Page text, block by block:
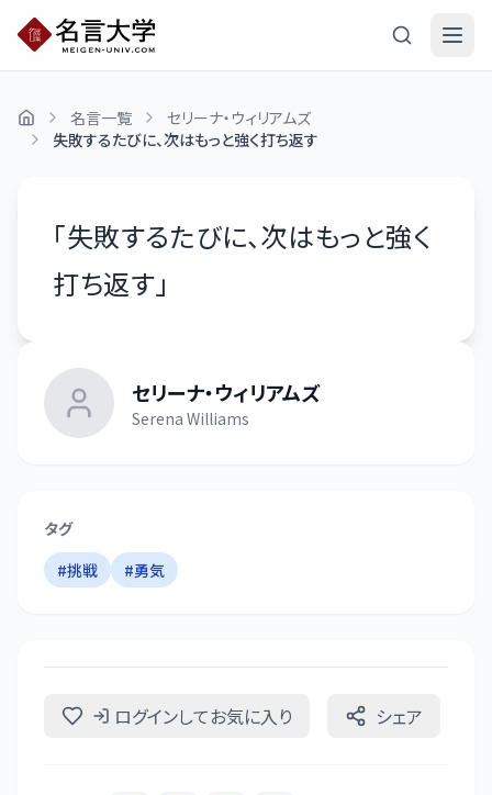
名言一覧
セリーナ・ウィリアムズ
失敗するたびに、次はもっと強く打ち返す
「失敗するたびに、次はもっと強く
打ち返す 」
セリーナ・ウィリアムズ
Serena Williams
タグ
#挑戦 #勇気
ログインしてお気に入り シェア